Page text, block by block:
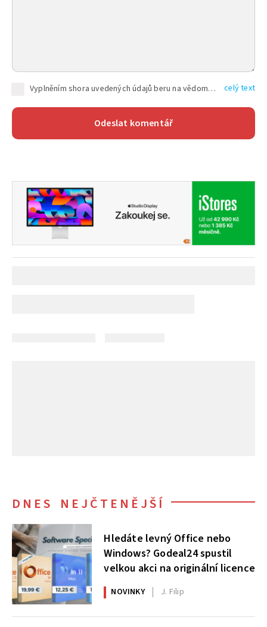
Vyplněním shora uvedených údajů beru na vědomí, že společnost TEXT FACTORY s.r.o., sídlem Brno, Durďákova 336/29, Černá Pole, PSČ: 613 00, IČ: 06157831, zapsané u Krajského soudu v Brně, oddíl C, vložka 100399, bude zpracovávat mé osobní údaje uvedené v rámci mnou vyplněného registračního formuláře na základě oprávněných zájmů TEXT FACTORY s.r.o. dle čl. 6 odst. 1 písm. f) GDPR a pro splnění právních povinností (čl. 6 odst. 1 písm. c) GDPR), a to pro tyto účely: nezbytnost zajistit oprávnění návštěvníka webových stránek provozovaných společností TEXT FACTORY s.r.o. přispívat aktivně ke zveřejněným článkům nebo v rámci diskusních fór a výkon práv TEXT FACTORY s.r.o. jako administrátora těchto diskusních fór. Více informací o zpracování osobních údajů a právech lze nalézt v celý text
DNES NEJČTENĚJŠÍ
Hledáte levný Office nebo
Windows? Godeal24 spustil
velkou akci na originální licence
NOVINKY J. Filip